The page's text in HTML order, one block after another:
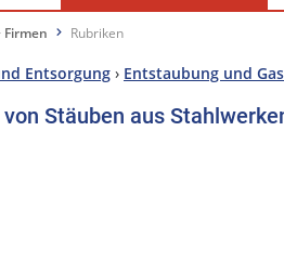
Firmen Rubriken
Entsorgung › Entstaubung und
Stäuben aus